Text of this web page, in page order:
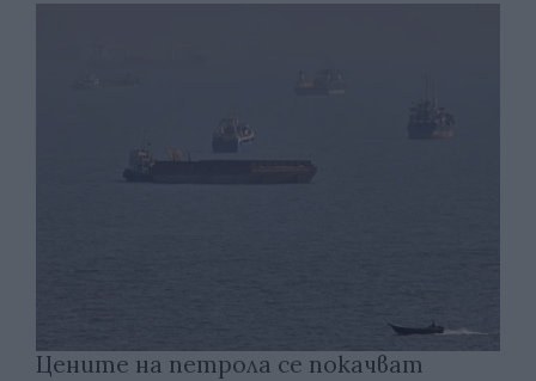
Цените на петрола се покачват